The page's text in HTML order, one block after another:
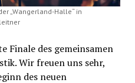
„Wangerland-Halle“ in
Finale des gemeinsamen
Wir freuen uns sehr,
des neuen